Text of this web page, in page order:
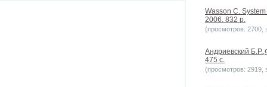
Wasson C.
2006. 832 p.
(просмотров: 2700,
Андриевский
475 с.
(просмотров: 2919,